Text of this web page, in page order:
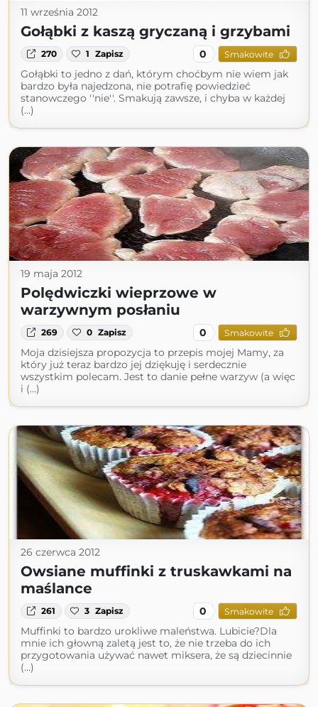
11 września 2012
Gołąbki z kaszą gryczaną i grzybami
270 1 Zapisz 0 Smakowite
Gołąbki to jedno z dań, którym choćbym nie wiem jak
bardzo była najedzona, nie potrafię powiedzieć
stanowczego ''nie''. Smakują zawsze, i chyba w każdej
(...)
19 maja 2012
Polędwiczki wieprzowe w
warzywnym posłaniu
269 0 Zapisz 0 Smakowite
Moja dzisiejsza propozycja to przepis mojej Mamy, za
który już teraz bardzo jej dziękuję i serdecznie
wszystkim polecam. Jest to danie pełne warzyw (a więc
i (...)
26 czerwca 2012
Owsiane muffinki z truskawkami na
maślance
261 3 Zapisz 0 Smakowite
Muffinki to bardzo urokliwe maleństwa. Lubicie?Dla
mnie ich głowną zaletą jest to, że nie trzeba do ich
przygotowania używać nawet miksera, że są dziecinnie
(...)